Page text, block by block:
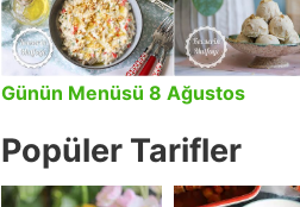
Günün Menüsü 8 Ağustos
Popüler Tarifler